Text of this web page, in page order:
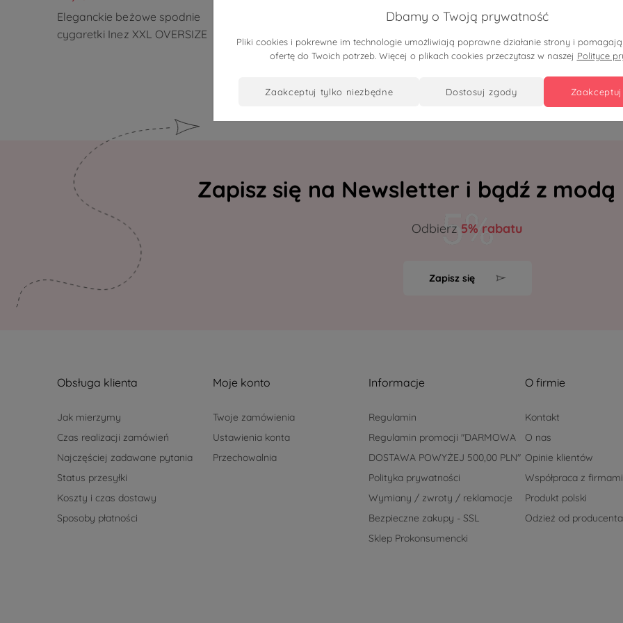
Eleganckie beżowe spodnie
cygaretki Inez XXL OVERSIZE
Czarne eleganckie spodnie damskie
OVERSIZE LATO
Brązowe eleganckie spodnie
PLUS SIZE OVERSIZE LATO
Zapisz się na Newsletter i bądź z modą
Odbierz 5% rabatu
Zapisz się
Obsługa klienta
Jak mierzymy
Czas realizacji zamówień
Najczęściej zadawane pytania
Status przesyłki
Koszty i czas dostawy
Sposoby płatności
Moje konto
Twoje zamówienia
Ustawienia konta
Przechowalnia
Informacje
Regulamin
Regulamin promocji "DARMOWA
DOSTAWA POWYŻEJ 500,00 PLN"
Polityka prywatności
Wymiany / zwroty / reklamacje
Bezpieczne zakupy - SSL
Sklep Prokonsumencki
O firmie
Kontakt
O nas
Opinie klientów
Współpraca z firmami
Produkt polski
Odzież od producenta
Dbamy o Twoją prywatność
Pliki cookies i pokrewne im technologie umożliwiają poprawne działanie strony i
ofertę do Twoich potrzeb. Więcej o plikach cookies przeczytasz w naszej Polityce
zaakceptuj tylko niezbędne dostosuj zgody